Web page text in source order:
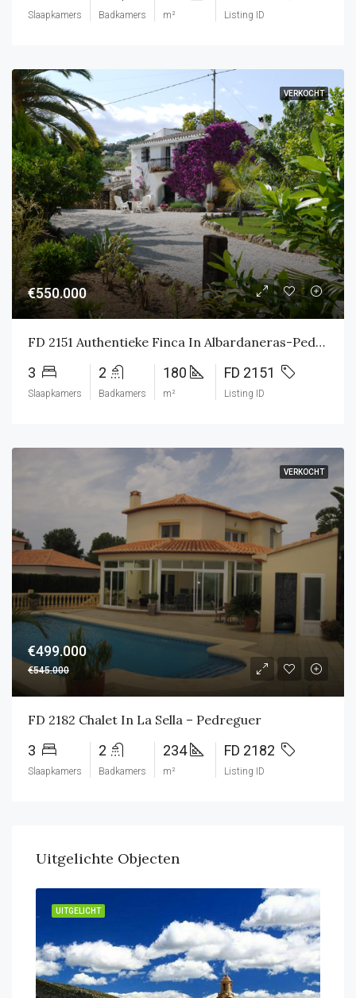
Slaapkamers Badkamers m² Listing ID
VERKOCHT
€550.000
FD 2151 Authentieke Finca In Albardaneras-Pedreguer
3
Slaapkamers
2
Badkamers
180
m²
FD 2151
Listing ID
VERKOCHT
€499.000
€545.000
FD 2182 Chalet In La Sella – Pedreguer
3
Slaapkamers
2
Badkamers
234
m²
FD 2182
Listing ID
Uitgelichte Objecten
UITGELICHT